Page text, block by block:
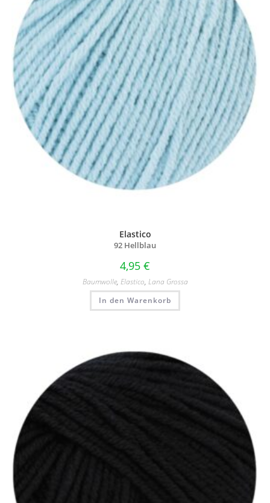
Elastico
92 Hellblau
4,95 €
Baumwolle, Elastico, Lana Grossa
In den Warenkorb